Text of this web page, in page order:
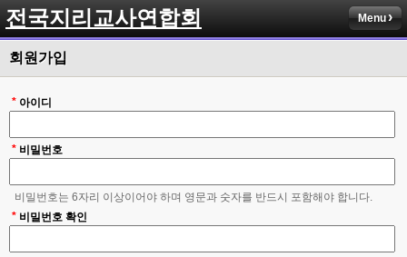
전국지리교사연합회 Menu
회원가입
아이디
*
비밀번호
*
비밀번호는 6자리 이상이어야 하며 영문과 숫자를 반드시 포함해야 합니다.
비밀번호 확인
*